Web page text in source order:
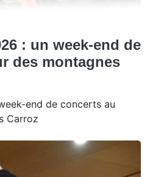
: un week-end de
des montagnes
end de concerts au
Carroz